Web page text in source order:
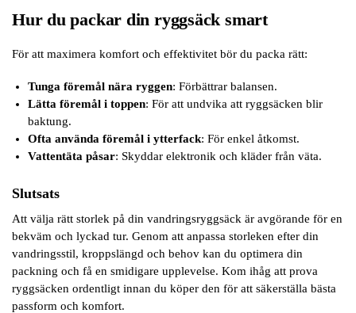
Hur du packar din ryggsäck smart
För att maximera komfort och effektivitet bör du packa rätt:
Tunga föremål nära ryggen: Förbättrar balansen.
Lätta föremål i toppen: För att undvika att ryggsäcken blir
baktung.
Ofta använda föremål i ytterfack: För enkel åtkomst.
Vattentäta påsar: Skyddar elektronik och kläder från väta.
Slutsats
Att välja rätt storlek på din vandringsryggsäck är avgörande för en
bekväm och lyckad tur. Genom att anpassa storleken efter din
vandringsstil, kroppslängd och behov kan du optimera din
packning och få en smidigare upplevelse. Kom ihåg att prova
ryggsäcken ordentligt innan du köper den för att säkerställa bästa
passform och komfort.